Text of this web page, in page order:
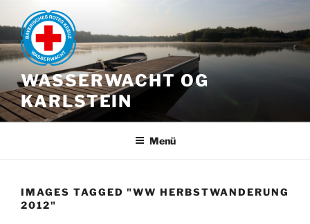
Inhalt
springen
WASSERWACHT OG
KARLSTEIN
Menü
IMAGES TAGGED "WW HERBSTWANDERUNG
2012"